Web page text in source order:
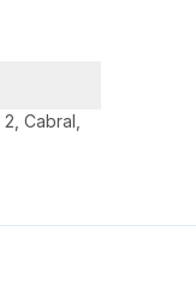
Cabral,